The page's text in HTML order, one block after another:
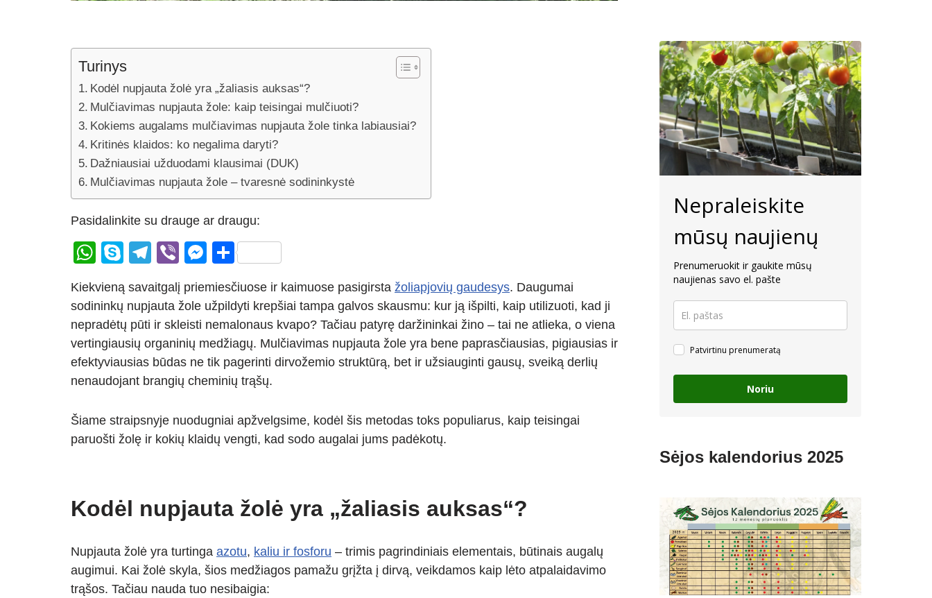
Turinys
Kodėl nupjauta žolė yra „žaliasis auksas“?
Mulčiavimas nupjauta žole: kaip teisingai mulčiuoti?
Kokiems augalams mulčiavimas nupjauta žole tinka labiausiai?
Kritinės klaidos: ko negalima daryti?
Dažniausiai užduodami klausimai (DUK)
Mulčiavimas nupjauta žole – tvaresnė sodininkystė
Pasidalinkite su drauge ar draugu:
W
at
s
A
p
p
S
p
e
T
e
gr
a
m
Vi
er
M
ss
e
n
g
er
S
ar
e
Kiekvieną savaitgalį priemiesčiuose ir kaimuose pasigirsta žoliapjovių gaudesys. Daugumai
sodininkų nupjauta žole užpildyti krepšiai tampa galvos skausmu: kur ją išpilti, kaip utilizuoti, kad ji
nepradėtų pūti ir skleisti nemalonaus kvapo? Tačiau patyrę daržininkai žino – tai ne atlieka, o viena
vertingiausių organinių medžiagų. Mulčiavimas nupjauta žole yra bene paprasčiausias, pigiausias ir
efektyviausias būdas ne tik pagerinti dirvožemio struktūrą, bet ir užsiauginti gausų, sveiką derlių
nenaudojant brangių cheminių trąšų.
Šiame straipsnyje nuodugniai apžvelgsime, kodėl šis metodas toks populiarus, kaip teisingai
paruošti žolę ir kokių klaidų vengti, kad sodo augalai jums padėkotų.
Kodėl nupjauta žolė yra „žaliasis auksas“?
Nupjauta žolė yra turtinga azotu, kaliu ir fosforu – trimis pagrindiniais elementais, būtinais augalų
augimui. Kai žolė skyla, šios medžiagos pamažu grįžta į dirvą, veikdamos kaip lėto atpalaidavimo
trąšos. Tačiau nauda tuo nesibaigia:
Nepraleiskite
mūsų naujienų
Prenumeruokit ir gaukite mūsų
naujienas savo el. pašte
Patvirtinu prenumeratą
Noriu
Sėjos kalendorius 2025